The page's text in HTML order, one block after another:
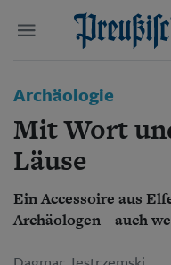
Suchen und finden
Archäologie
Mit Wort
Läuse
Ein Accessoire aus
Archäologen – auch